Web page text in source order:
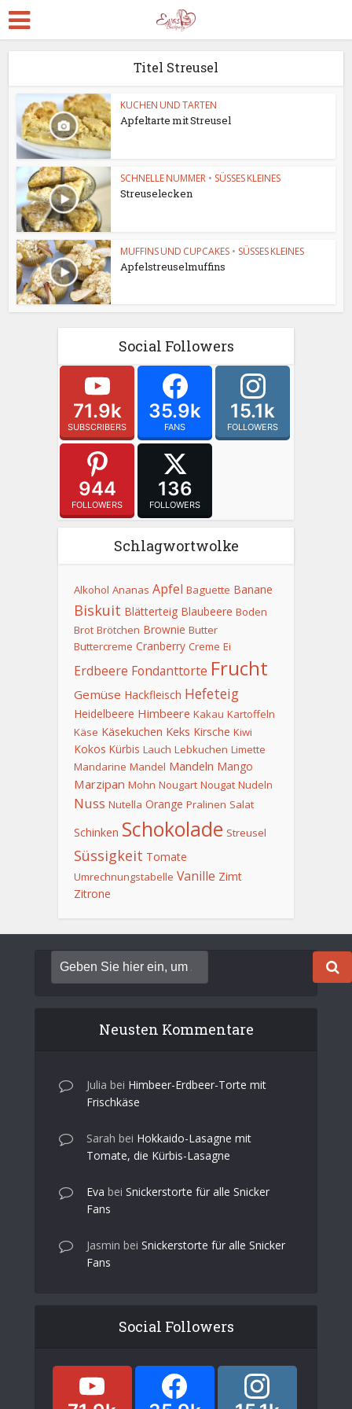
Titel Streusel
KUCHEN UND TARTEN
Apfeltarte mit Streusel
SCHNELLE NUMMER • SÜSSES KLEINES
Streuselecken
MUFFINS UND CUPCAKES • SÜSSES KLEINES
Apfelstreuselmuffins
Social Followers
71.9k
SUBSCRIBERS
35.9k
FANS
15.1k
FOLLOWERS
944
FOLLOWERS
136
FOLLOWERS
Schlagwortwolke
Alkohol Ananas Apfel Baguette Banane
Biskuit Blätterteig Blaubeere Boden
Brot Brötchen Brownie Butter
Buttercreme Cranberry Creme Ei
Erdbeere Fondanttorte Frucht
Gemüse Hackfleisch Hefeteig
Heidelbeere Himbeere Kakau Kartoffeln
Käse Käsekuchen Keks Kirsche Kiwi
Kokos Kürbis Lauch Lebkuchen Limette
Mandarine Mandel Mandeln Mango
Marzipan Mohn Nougart Nougat Nudeln
Nuss Nutella Orange Pralinen Salat
Schinken Schokolade Streusel
Süssigkeit Tomate
Umrechnungstabelle Vanille Zimt
Zitrone
Neusten Kommentare
Julia bei Himbeer-Erdbeer-Torte mit
Frischkäse
Sarah bei Hokkaido-Lasagne mit
Tomate, die Kürbis-Lasagne
Eva bei Snickerstorte für alle Snicker
Fans
Jasmin bei Snickerstorte für alle Snicker
Fans
Social Followers